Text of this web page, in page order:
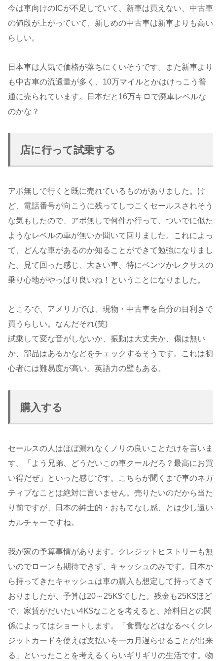
今は車向けのICが不足していて、新車は買えない、中古車
の値段が上がっていて、新しめの中古車は新車よりも高い
らしい。
日本車は人気で価格が落ちにくいそうです。また新車より
も中古車の流通量が多く、10万マイルとかはけっこう普
通に売られています。日本だと16万キロで廃車レベルな
のかな？
店に行って試乗する
アポ無しで行くと既に売れているものがありました。け
ど、電話番号が向こうに残ってしつこくセールスされそう
な気もしたので、アポ無しで何件か行って、ついでに似た
ようなレベルの車が無いか聞いて回りました。これによっ
て、どんな車があるのか知ることができて勉強になりまし
た。見て回った感じ、大きい車、特にベンツかレクサスの
乗り心地がやっぱり良いね！ということになりました。
ところで、アメリカでは、現物・中古車を自分の目利きで
買うらしい。なんだそれ(笑)
試乗して変な音がしないか、振動は大丈夫か、傷は無い
か、部品はあるかなどをチェックするそうです。これは初
心者には難易度が高い。英語力の壁もある。
購入する
セールスの人はほぼ漏れなくノリの良いことだけを言いま
す。「よう兄弟、どうだいこの車クールだろ？最高にお買
い得だぜ」といった感じです。こちらが聞くまで車のネガ
ティブなことは絶対に言いません。売りたいのだから当た
り前ですが、日本の紳士的・おもてなし感、とは少し遠い
カルチャーですね。
我が家の予算事情があります。クレジットヒストリーも無
いのでローンも期待できず、キャッシュのみです。日本か
ら持ってきたキャッシュは車の購入も想定して持ってきて
おりましたが、予算は20～25K$でした。残金も25K$ほど
で、家賃がだいたい4K$なことを考えると、給料日との関
係によってはショートします。「食費などはなるべくクレ
ジットカードを使えば支払いを一カ月遅らせることが出来
る」といったことを考えるくらいギリギリの生活です。物